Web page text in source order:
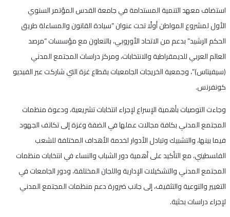
استضاف معهد التنمية المستدامة في جامعة القدس المؤتمر السنوي
الأول لمشروع المواطن أولًا تحت عنوان “سيادة القانون والمساءلة طريق
الحكم الرشيد” بدعم من الاتحاد الأوروبي، بالتعاون مع مؤسسات “مرصد
العالم العربي للديمقراطية والانتخابات، ومركز دراسات المجتمع المدني
(سيفيتاس)”، وجمعية الخريجات الجامعيات بقطاع غزة التي شاركت عبر الفيديو
كونفرنس.
وجاءت التوصيات بأهمية الإسراع لإجراء انتخابات تشريعية، ودعوة منظمات
المجتمع المدني بكافة مجالات عملها في الضفة وغزة إلى تكاتف الجهود
فيما بينها، والتشبيك وتبادل الأدوار لخدمة الأهداف المختلفة للشعب
الفلسطيني، مع التأكيد على أهمية دور الشباب والنساء في انتخابات منظمات
المجتمع المدني والتشكيلات الإدارية واللجان المختلفة، ودور الجامعات في
التغيير والتوعية والتثقيف، إلى جانب ضرورة دعم منظمات المجتمع المدني
لإجراء دراسات بحثية.